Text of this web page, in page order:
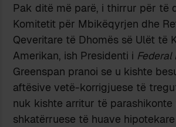
Pak ditë më parë, i thirrur për të
Komitetit për Mbikëqyrjen dhe
Qeveritare të Dhomës së Ulët të
Amerikan, ish Presidenti i Federal
Greenspan pranoi se u kishte
aftësive vetë-korrigjuese të
nuk kishte arritur të
shkatërruese të huave